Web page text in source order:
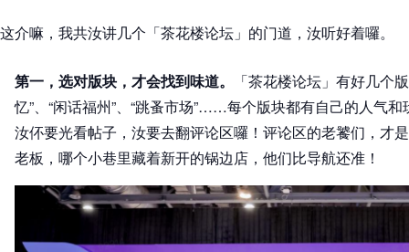
这介嘛，我共汝讲几个「茶花楼论坛」的门道，汝听好着囉。
第一，选对版块，才会找到味道。
「茶花楼论坛」有好几个
忆”、“闲话福州”、“跳蚤市场”……每个版块都有自己的人气和
汝伓要光看帖子，汝要去翻评论区囉！评论区的老饕们，才
老板，哪个小巷里藏着新开的锅边店，他们比导航还准！